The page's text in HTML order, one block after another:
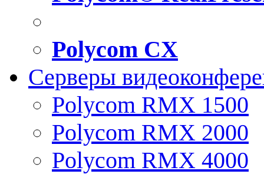
Polycom CX
Серверы
Polycom RMX 1500
Polycom RMX 2000
Polycom RMX 4000